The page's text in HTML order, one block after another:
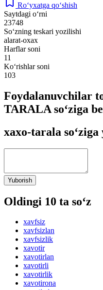
Ro‘yxatga qo‘shish
Saytdagi o‘rni
23748
So‘zning teskari yozilishi
alarat-oxax
Harflar soni
11
Ko‘rishlar soni
103
Foydalanuvchilar
TARALA so‘ziga
xaxo-tarala so‘ziga
Yuborish
Oldingi 10 ta so‘z
xavfsiz
xavfsizlan
xavfsizlik
xavotir
xavotirlan
xavotirli
xavotirlik
xavotirona